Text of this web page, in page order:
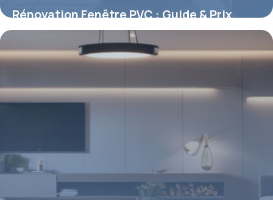
Rénovation Fenêtre PVC : Guide & Prix
2026
7 mai 2026